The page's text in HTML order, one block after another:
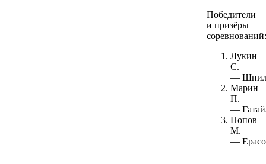
Победители
и призёры
соревнований:
Лукин
С.
—
Марин
П.
—
Попов
М.
—